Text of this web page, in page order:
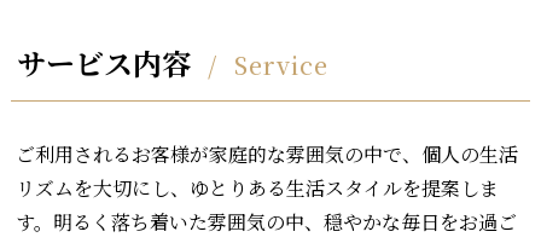
サービス内容 Service
ご利用されるお客様が家庭的な雰囲気の中で、個人の生活
リズムを大切にし、ゆとりある生活スタイルを提案しま
す。明るく落ち着いた雰囲気の中、穏やかな毎日をお過ご